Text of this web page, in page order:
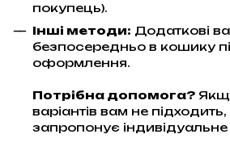
покупець).
Інші методи: Додаткові
безпосередньо в кошику
оформлення.
Потрібна допомога?
варіантів вам не
запропонує індивідуальне